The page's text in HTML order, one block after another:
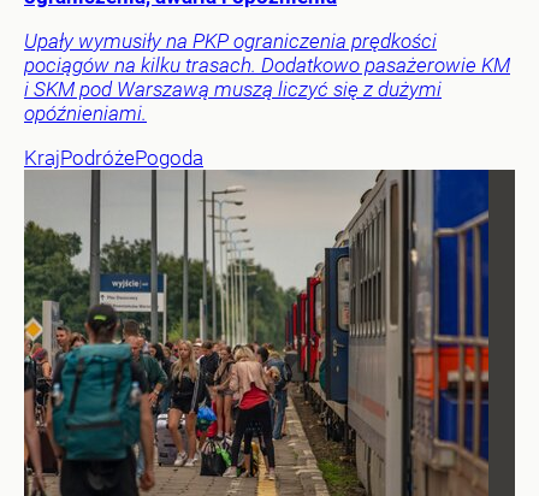
Upały wymusiły na PKP ograniczenia prędkości
pociągów na kilku trasach. Dodatkowo pasażerowie KM
i SKM pod Warszawą muszą liczyć się z dużymi
opóźnieniami.
KrajPodróżePogoda